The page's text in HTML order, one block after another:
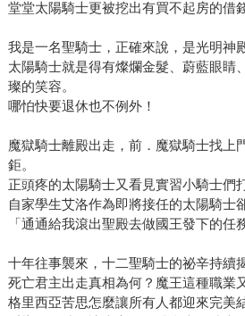
堂堂太陽騎士更被挖出有買不起房的借
我是一名聖騎士，正確來說，是光明神
太陽騎士就是得有燦爛金髮、蔚藍眼睛
璨的笑容。
哪怕快要退休也不例外！
魔獄騎士離殿出走，前．魔獄騎士找上
鉅。
正頭疼的太陽騎士又看見實習小騎士們
自家學生艾洛作為即將接任的太陽騎
「通通給我滾出聖殿去做國王發下的任
十年往事襲來，十二聖騎士的祕辛持續
死亡君主出走真相為何？魔王這種職業
格里西亞苦思怎麼讓所有人都迎來完